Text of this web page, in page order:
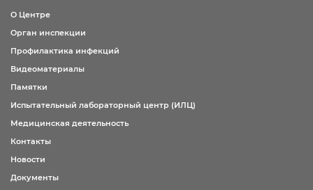
О Центре
Орган инспекции
Профилактика инфекций
Видеоматериалы
Памятки
Испытательный лабораторный центр (ИЛЦ)
Медицинская деятельность
Контакты
Новости
Документы